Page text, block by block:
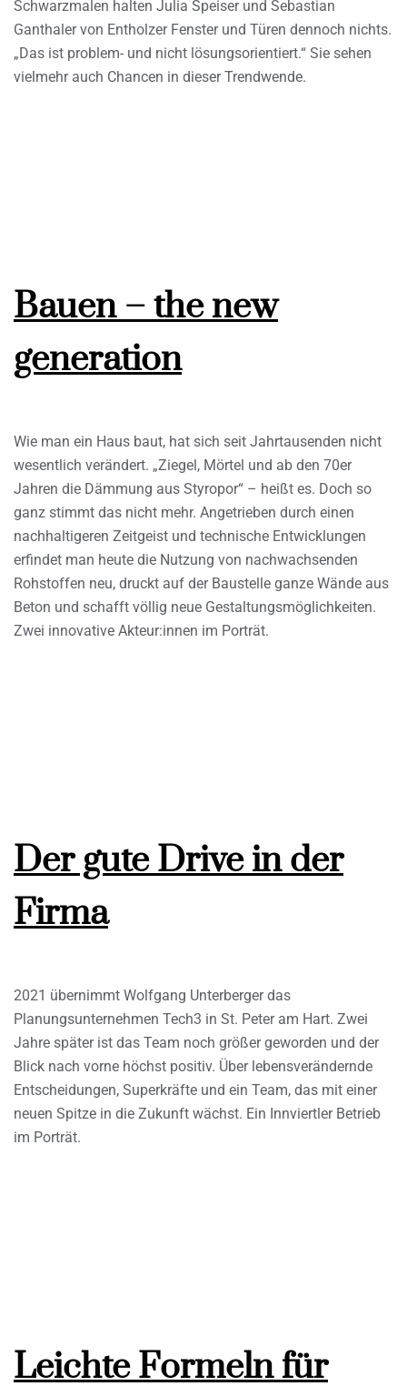
Schwarzmalen halten Julia Speiser und Sebastian
Ganthaler von Entholzer Fenster und Türen dennoch nichts.
„Das ist problem- und nicht lösungsorientiert.“ Sie sehen
vielmehr auch Chancen in dieser Trendwende.
Bauen – the new
generation
Wie man ein Haus baut, hat sich seit Jahrtausenden nicht
wesentlich verändert. „Ziegel, Mörtel und ab den 70er
Jahren die Dämmung aus Styropor“ – heißt es. Doch so
ganz stimmt das nicht mehr. Angetrieben durch einen
nachhaltigeren Zeitgeist und technische Entwicklungen
erfindet man heute die Nutzung von nachwachsenden
Rohstoffen neu, druckt auf der Baustelle ganze Wände aus
Beton und schafft völlig neue Gestaltungsmöglichkeiten.
Zwei innovative Akteur:innen im Porträt.
Der gute Drive in der
Firma
2021 übernimmt Wolfgang Unterberger das
Planungsunternehmen Tech3 in St. Peter am Hart. Zwei
Jahre später ist das Team noch größer geworden und der
Blick nach vorne höchst positiv. Über lebensverändernde
Entscheidungen, Superkräfte und ein Team, das mit einer
neuen Spitze in die Zukunft wächst. Ein Innviertler Betrieb
im Porträt.
Leichte Formeln für